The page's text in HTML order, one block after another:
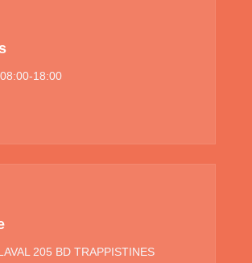
18:00
205 BD TRAPPISTINES